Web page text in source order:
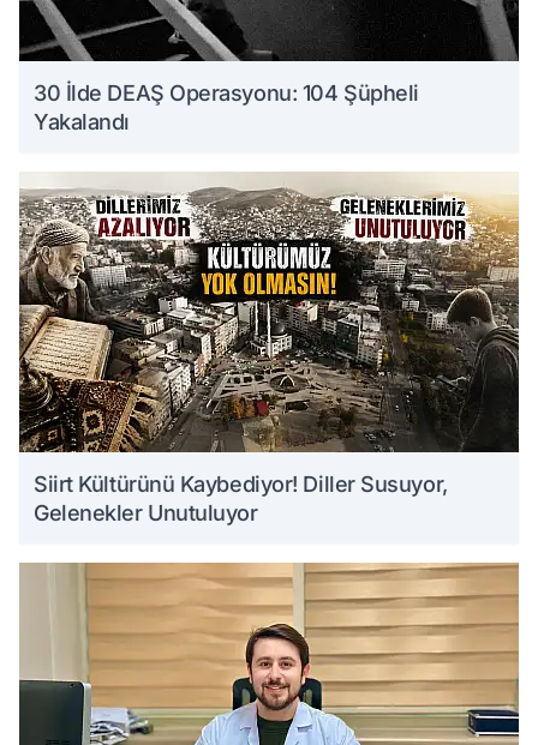
30 İlde DEAŞ Operasyonu: 104 Şüpheli
Yakalandı
Siirt Kültürünü Kaybediyor! Diller Susuyor,
Gelenekler Unutuluyor